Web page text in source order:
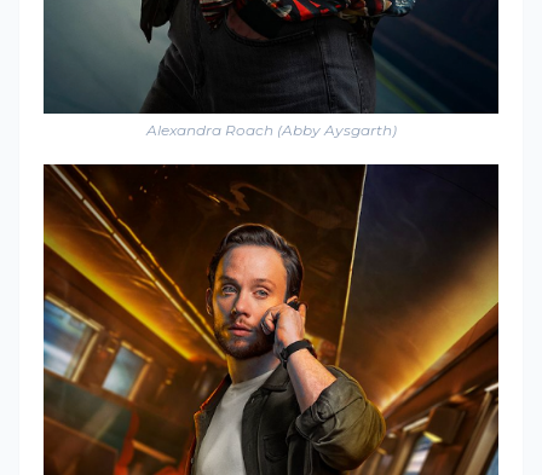
Alexandra Roach (Abby Aysgarth)